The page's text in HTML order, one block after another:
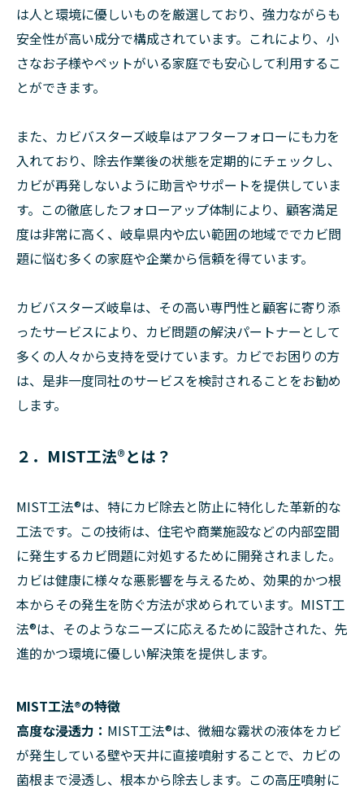
は人と環境に優しいものを厳選しており、強力ながらも
安全性が高い成分で構成されています。これにより、小
さなお子様やペットがいる家庭でも安心して利用するこ
とができます。
また、カビバスターズ岐阜はアフターフォローにも力を
入れており、除去作業後の状態を定期的にチェックし、
カビが再発しないように助言やサポートを提供していま
す。この徹底したフォローアップ体制により、顧客満足
度は非常に高く、岐阜県内や広い範囲の地域ででカビ問
題に悩む多くの家庭や企業から信頼を得ています。
カビバスターズ岐阜は、その高い専門性と顧客に寄り添
ったサービスにより、カビ問題の解決パートナーとして
多くの人々から支持を受けています。カビでお困りの方
は、是非一度同社のサービスを検討されることをお勧め
します。
２．MIST工法®とは？
MIST工法®は、特にカビ除去と防止に特化した革新的な
工法です。この技術は、住宅や商業施設などの内部空間
に発生するカビ問題に対処するために開発されました。
カビは健康に様々な悪影響を与えるため、効果的かつ根
本からその発生を防ぐ方法が求められています。MIST工
法®は、そのようなニーズに応えるために設計された、先
進的かつ環境に優しい解決策を提供します。
MIST工法®の特徴
高度な浸透力： MIST工法®は、微細な霧状の液体をカビ
が発生している壁や天井に直接噴射することで、カビの
菌根まで浸透し、根本から除去します。この高圧噴射に